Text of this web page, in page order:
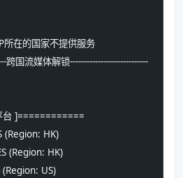
在的国家不提供服务
跨国流媒体解锁----------------------------
]============
(Region: HK)
(Region: HK)
US)